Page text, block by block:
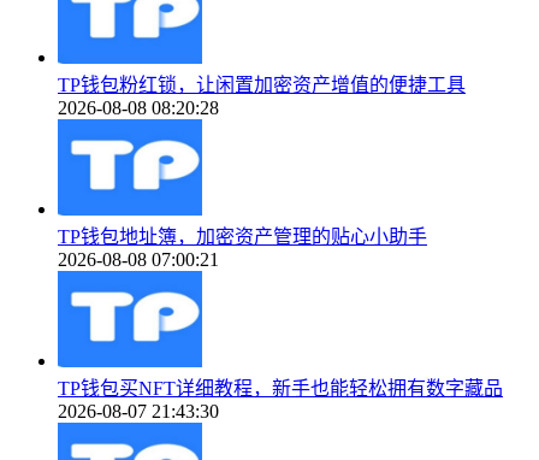
TP钱包粉红锁，让闲置加密资产增值的便捷工具
2026-08-08 08:20:28
TP钱包地址簿，加密资产管理的贴心小助手
2026-08-08 07:00:21
TP钱包买NFT详细教程，新手也能轻松拥有数字藏品
2026-08-07 21:43:30